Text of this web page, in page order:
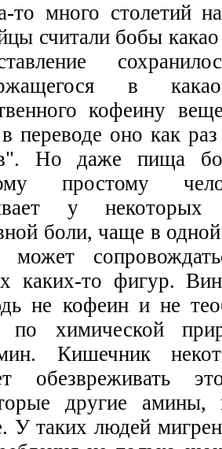
то много столетий
считали бобы
в
кофеину
переводе оно как
Но даже пища
простому
у некоторых
боли, чаще в
может
каких-то фигур.
не кофеин и не
по химической
Кишечник
обезвреживать
другие амины,
У таких людей